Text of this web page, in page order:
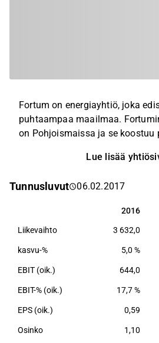
Fortum on energiayhtiö, joka
puhtaampaa maailmaa.
on Pohjoismaissa ja se koostuu
kaukolämmöstä sekä kierrätys-
Lue lisää
Tunnusluvut 06.02.2017
2016
2016
Liikevaihto 3 632,0
kasvu-% 5,0 %
EBIT (oik.) 644,0
EBIT-% (oik.) 17,7 %
EPS (oik.) 0,59
Osinko 1,10